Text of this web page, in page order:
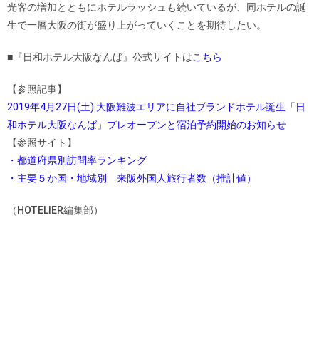
光客の増加とともにホテルラッシュも続いているが、同ホテルの誕
生で一層大阪の街が盛り上がっていくことを期待したい。
■『日和ホテル大阪なんば』公式サイトはこちら
【参照記事】
2019年4月27日(土) 大阪難波エリアに自社ブランドホテル誕生「日
和ホテル大阪なんば」プレオープンと宿泊予約開始のお知らせ
【参照サイト】
・都道府県別訪問率ランキング
・主要５か国・地域別 来阪外国人旅行者数（推計値）
（HOTELIER編集部）